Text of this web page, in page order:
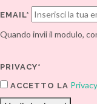
EMAIL*
Quando invii il modulo,
PRIVACY*
ACCETTO LA